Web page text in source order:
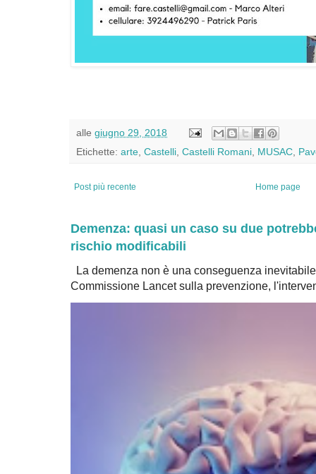
alle giugno 29, 2018
Etichette: arte Castelli Castelli Romani MUSAC
Post più recente Home page
Demenza: quasi un caso su due
rischio modificabili
La demenza non è una conseguenza
Commissione Lancet sulla prevenzione,